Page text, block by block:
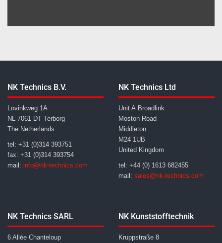
NK Technics B.V.
Lovinkweg 1A
NL 7061 DT Terborg
The Netherlands
tel: +31 (0)314 393751
fax: +31 (0)314 393754
mail: info@nk-technics.com
NK Technics Ltd
Unit A Broadlink
Moston Road
Middleton
M24 1UB
United Kingdom
tel: +44 (0) 1613 682455
mail: sales@nk-technics.com
NK Technics SARL
6 Allée Chanteloup
NK Kunststofftechnik
Kruppstraße 8